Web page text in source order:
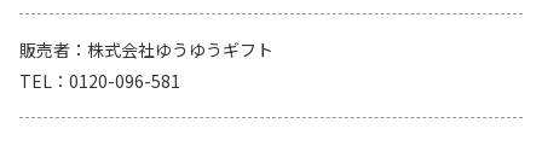
販売者
株式会社ゆうゆうギフト
TEL
0120-096-581